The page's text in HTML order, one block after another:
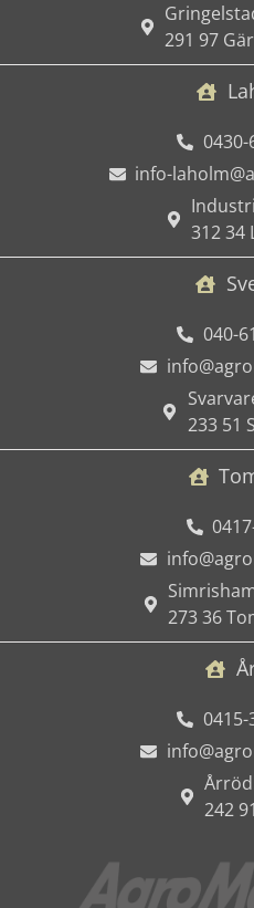
291 97
0430-
info-
312 34
040-
233 51
273 36
0415-
242